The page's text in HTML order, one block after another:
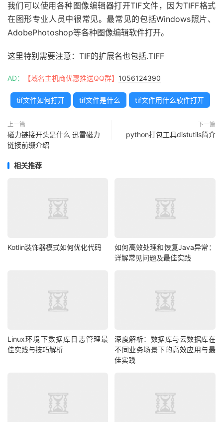
我们可以使用各种图像编辑器打开TIF文件，因为TIFF格式
在图形专业人员中很常见。最常见的包括Windows照片、
AdobePhotoshop等各种图像编辑软件打开。
这里特别需要注意：TIF的扩展名也包括.TIFF
AD： 【域名主机商优惠推送QQ群】 1056124390
tif文件如何打开 tif文件是什么 tif文件用什么软件打开
上一篇
磁力链接开头是什么 迅雷磁力
链接前缀介绍
下一篇
python打包工具distutils简介
相关推荐
Kotlin装饰器模式如何优化代码
如何高效处理和恢复Java异常：
详解常见问题及最佳实践
Linux环境下数据库日志管理最
佳实践与技巧解析
深度解析：数据库与云数据库在
不同业务场景下的高效应用与最
佳实践